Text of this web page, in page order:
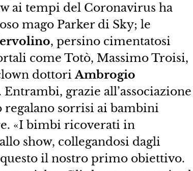
ai tempi del Coronavirus ha
mago Parker di Sky; le
, persino cimentatosi
come Totò, Massimo Troisi,
dottoriAmbrogio
Entrambi, grazie all’associazione
regalano sorrisi ai bambini
«I bimbi ricoverati in
show, collegandosi dagli
il nostro primo obiettivo.